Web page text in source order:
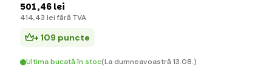
501,46 lei
414,43 lei fără TVA
+ 109 puncte
Ultima bucată în stoc(La dumneavoastră 13.08.)